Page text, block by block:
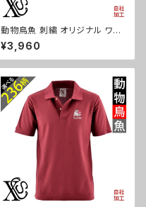
動物鳥魚 刺繍 オリジナル ワン
ポイント コーデュロイ バケット
ハット メンズ レディース 帽子
自社ブランド ロゴ グッズ 柄 お
文鳥 パンダ 魚 動物 ori-a-cap
39-b06-s
¥3,960